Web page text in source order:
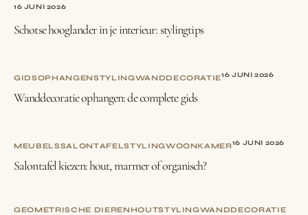
16 JUNI 2026
Schotse hooglander in je interieur: stylingtips
GIDSOPHANGENSTYLINGWANDDECORATIE16 JUNI 2026
Wanddecoratie ophangen: de complete gids
MEUBELSSALONTAFELSTYLINGWOONKAMER16 JUNI 2026
Salontafel kiezen: hout, marmer of organisch?
GEOMETRISCHE DIERENHOUTSTYLINGWANDDECORATIE